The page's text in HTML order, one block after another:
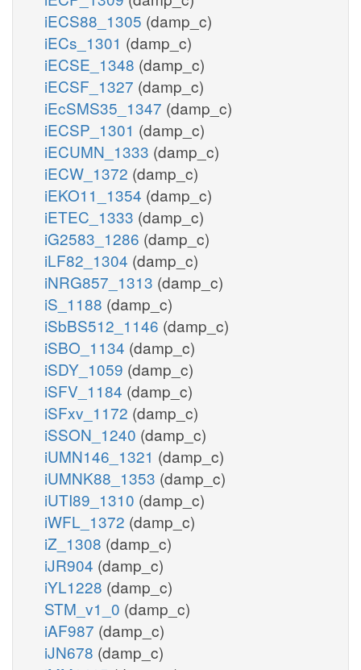
iECS88_1305 (damp_c)
iECs_1301 (damp_c)
iECSE_1348 (damp_c)
iECSF_1327 (damp_c)
iEcSMS35_1347 (damp_c)
iECSP_1301 (damp_c)
iECUMN_1333 (damp_c)
iECW_1372 (damp_c)
iEKO11_1354 (damp_c)
iETEC_1333 (damp_c)
iG2583_1286 (damp_c)
iLF82_1304 (damp_c)
iNRG857_1313 (damp_c)
iS_1188 (damp_c)
iSbBS512_1146 (damp_c)
iSBO_1134 (damp_c)
iSDY_1059 (damp_c)
iSFV_1184 (damp_c)
iSFxv_1172 (damp_c)
iSSON_1240 (damp_c)
iUMN146_1321 (damp_c)
iUMNK88_1353 (damp_c)
iUTI89_1310 (damp_c)
iWFL_1372 (damp_c)
iZ_1308 (damp_c)
iJR904 (damp_c)
iYL1228 (damp_c)
STM_v1_0 (damp_c)
iAF987 (damp_c)
iJN678 (damp_c)